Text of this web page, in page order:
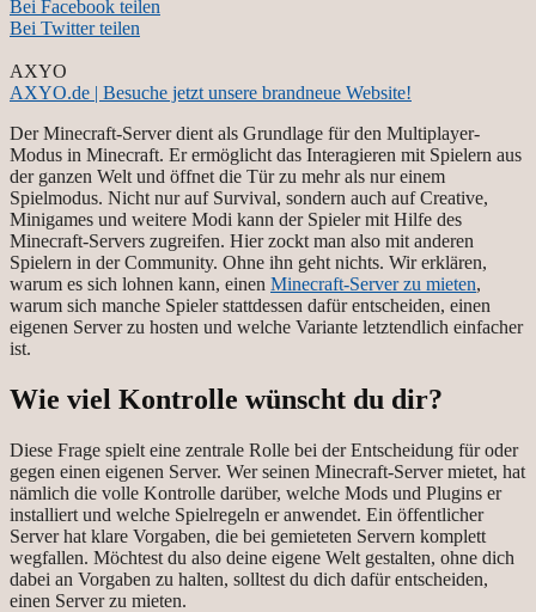
Bei Facebook teilen
Bei Twitter teilen
AXYO
AXYO.de | Besuche jetzt unsere brandneue Website!
Der Minecraft-Server dient als Grundlage für den Multiplayer-
Modus in Minecraft. Er ermöglicht das Interagieren mit Spielern aus
der ganzen Welt und öffnet die Tür zu mehr als nur einem
Spielmodus. Nicht nur auf Survival, sondern auch auf Creative,
Minigames und weitere Modi kann der Spieler mit Hilfe des
Minecraft-Servers zugreifen. Hier zockt man also mit anderen
Spielern in der Community. Ohne ihn geht nichts. Wir erklären,
warum es sich lohnen kann, einen Minecraft-Server zu mieten,
warum sich manche Spieler stattdessen dafür entscheiden, einen
eigenen Server zu hosten und welche Variante letztendlich einfacher
ist.
Wie viel Kontrolle wünscht du dir?
Diese Frage spielt eine zentrale Rolle bei der Entscheidung für oder
gegen einen eigenen Server. Wer seinen Minecraft-Server mietet, hat
nämlich die volle Kontrolle darüber, welche Mods und Plugins er
installiert und welche Spielregeln er anwendet. Ein öffentlicher
Server hat klare Vorgaben, die bei gemieteten Servern komplett
wegfallen. Möchtest du also deine eigene Welt gestalten, ohne dich
dabei an Vorgaben zu halten, solltest du dich dafür entscheiden,
einen Server zu mieten.